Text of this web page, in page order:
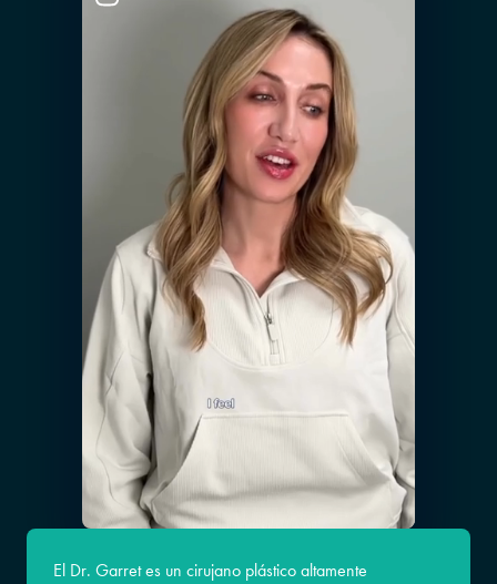
El Dr. Garret es un cirujano plástico altamente